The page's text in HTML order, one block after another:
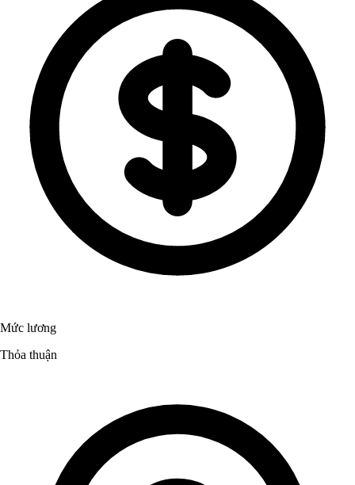
Mức lương
Thỏa thuận